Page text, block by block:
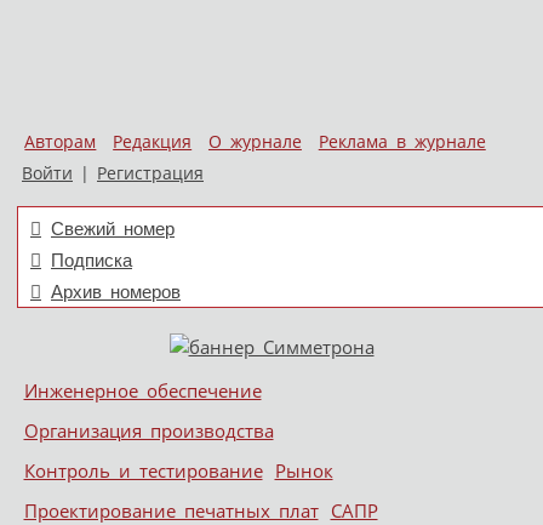
Авторам Редакция О журнале
Реклама в журнале
Войти | Регистрация
Свежий номер
Подписка
Архив номеров
Меню
Skip to content
Инженерное обеспечение
Организация производства
Контроль и тестирование Рынок
Проектирование печатных плат САПР